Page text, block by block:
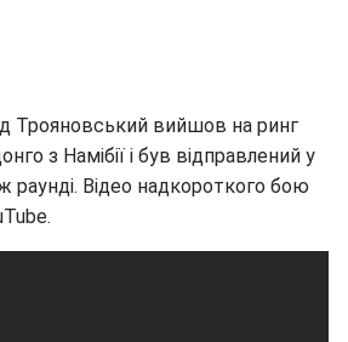
Трояновський вийшов на ринг
з Намібії і був відправлений у
раунді. Відео надкороткого бою